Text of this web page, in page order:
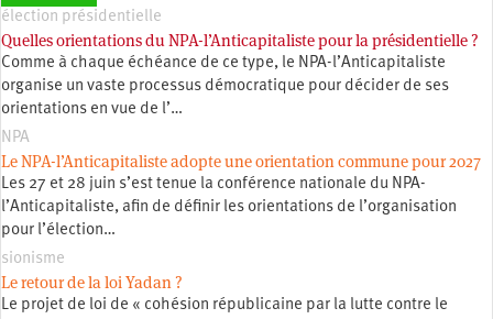
élection présidentielle
Quelles orientations du NPA-l’Anticapitaliste pour la présidentielle ?
Comme à chaque échéance de ce type, le NPA-l’Anticapitaliste
organise un vaste processus démocratique pour décider de ses
orientations en vue de l’…
NPA
Le NPA-l’Anticapitaliste adopte une orientation commune pour 2027
Les 27 et 28 juin s’est tenue la conférence nationale du NPA-
l’Anticapitaliste, afin de définir les orientations de l’organisation
pour l’élection…
sionisme
Le retour de la loi Yadan ?
Le projet de loi de « cohésion républicaine par la lutte contre le